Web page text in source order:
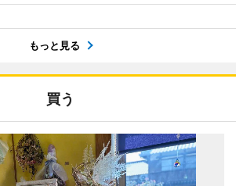
もっと見る
買う